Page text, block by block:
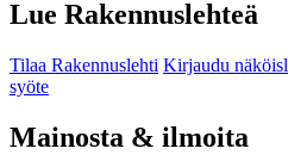
Lue Rakennuslehteä
Tilaa Rakennuslehti Kirjaudu
syöte
Mainosta & ilmoita